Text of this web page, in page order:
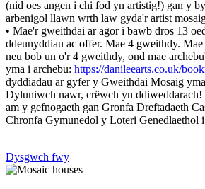
(nid oes angen i chi fod yn artistig!) gan y
arbenigol llawn wrth law gyda'r artist
• Mae'r gweithdai ar agor i bawb dros 13
ddeunyddiau ac offer. Mae 4 gweithdy.
neu bob un o'r 4 gweithdy, ond mae
yma i archebu: https://danileearts.co.uk/
dyddiadau ar gyfer y Gweithdai Mosaig
Dyluniwch nawr, crëwch yn
am y gefnogaeth gan Gronfa Dreftadaeth
Chronfa Gymunedol y Loteri Genedlaethol
Dysgwch fwy